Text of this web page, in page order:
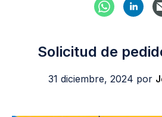
Solicitud de
31 diciembre, 2024 por